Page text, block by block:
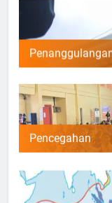
Pencegahan